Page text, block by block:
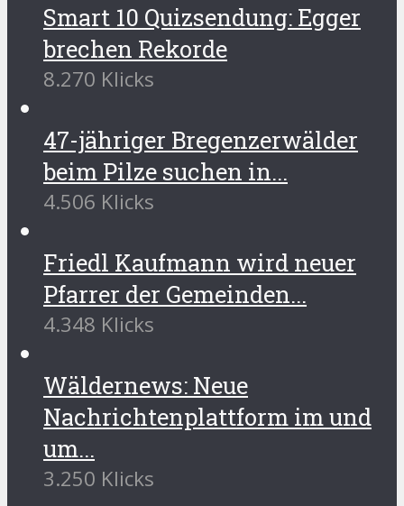
Smart 10 Quizsendung: Egger
brechen Rekorde
8.270 Klicks
47-jähriger Bregenzerwälder
beim Pilze suchen in...
4.506 Klicks
Friedl Kaufmann wird neuer
Pfarrer der Gemeinden...
4.348 Klicks
Wäldernews: Neue
Nachrichtenplattform im und
um...
3.250 Klicks